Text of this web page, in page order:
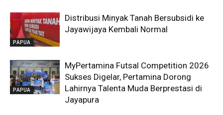
PAPUA
Distribusi Minyak Tanah Bersubsidi ke
Jayawijaya Kembali Normal
PAPUA
MyPertamina Futsal Competition 2026
Sukses Digelar, Pertamina Dorong
Lahirnya Talenta Muda Berprestasi di
Jayapura